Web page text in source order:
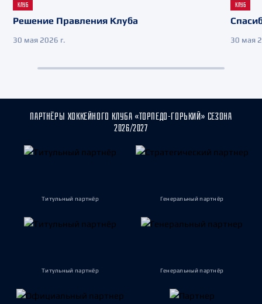
КЛУБ
Решение Правления Клуба
30 мая 2026 г.
КЛУБ
30 мая
ПАРТНЁРЫ ХОККЕЙНОГО КЛУБА «ТОРПЕДО-ГОРЬКИЙ» СЕЗОНА
2026/2027
Титульный партнёр Генеральный партнёр
Титульный партнёр Генеральный партнёр